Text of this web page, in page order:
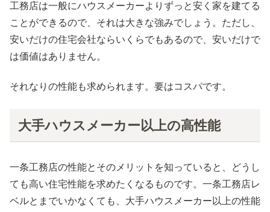
工務店は一般にハウスメーカーよりずっと安く家を建てる
ことができるので、それは大きな強みでしょう。ただし、
安いだけの住宅会社ならいくらでもあるので、安いだけで
は価値はありません。
それなりの性能も求められます。要はコスパです。
大手ハウスメーカー以上の高性能
一条工務店の性能とそのメリットを知っていると、どうし
ても高い住宅性能を求めたくなるものです。一条工務店レ
ベルとまでいかなくても、大手ハウスメーカー以上の性能